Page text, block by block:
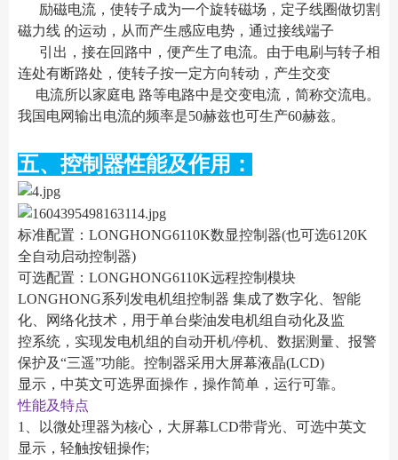
励磁电流，使转子成为一个旋转磁场，定子线圈做切割
磁力线 的运动，从而产生感应电势，通过接线端子
引出，接在回路中，便产生了电流。由于电刷与转子相
连处有断路处，使转子按一定方向转动，产生交变
电流所以家庭电 路等电路中是交变电流，简称交流电。
我国电网输出电流的频率是50赫兹也可生产60赫兹。
五、控制器性能及作用：
标准配置：LONGHONG6110K数显控制器(也可选6120K
全自动启动控制器)
可选配置：LONGHONG6110K远程控制模块
LONGHONG系列发电机组控制器 集成了数字化、智能
化、网络化技术，用于单台柴油发电机组自动化及监
控系统，实现发电机组的自动开机/停机、数据测量、报警
保护及“三遥”功能。控制器采用大屏幕液晶(LCD)
显示，中英文可选界面操作，操作简单，运行可靠。
性能及特点
1、以微处理器为核心，大屏幕LCD带背光、可选中英文
显示，轻触按钮操作;